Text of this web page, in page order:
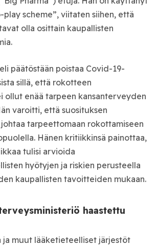
play scheme”, viitaten siihen, että
olla osittain kaupallisten
päätöstään poistaa Covid-19-
sillä, että rokotteen
ollut enää tarpeen kansanterveyden
varoitti, että suosituksen
tarpeettomaan rokottamiseen
Hänen kritiikkinsä painottaa,
tulisi arvioida
hyötyjen ja riskien perusteella
kaupallisten tavoitteiden mukaan.
haastettu
ja muut lääketieteelliset järjestöt